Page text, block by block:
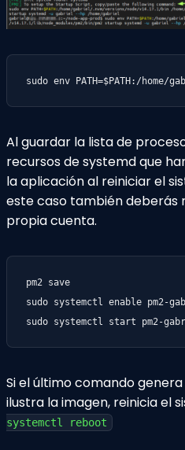
sudo env PATH=$PATH:/
Al guardar la lista de
recursos de systemd que
la aplicación al reiniciar el
este caso también deberás
propia cuenta.
pm2 save
sudo systemctl enable pm2-
sudo systemctl start pm2-
Si el último comando
ilustra la imagen, reinicia el
systemctl reboot